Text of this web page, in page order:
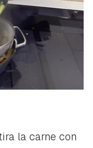
la carne con